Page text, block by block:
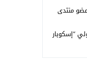
منتدى
“إسكوبار